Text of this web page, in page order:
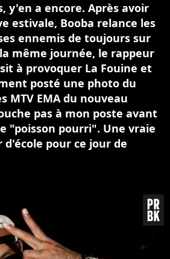
y'en a encore. Après avoir
estivale, Booba relance les
ennemis de toujours sur
même journée, le rappeur
à provoquer La Fouine et
posté une photo du
MTV EMA du nouveau
pas à mon poste avant
"poisson pourri". Une vraie
d'école pour ce jour de